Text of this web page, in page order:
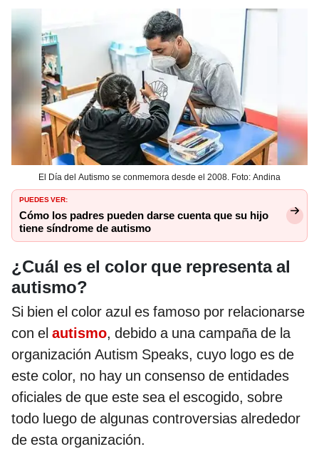
El Día del Autismo se conmemora desde el 2008. Foto: Andina
PUEDES VER:
Cómo los padres pueden darse cuenta que su hijo
tiene síndrome de autismo
¿Cuál es el color que representa al
autismo?
Si bien el color azul es famoso por relacionarse
con el autismo, debido a una campaña de la
organización Autism Speaks, cuyo logo es de
este color, no hay un consenso de entidades
oficiales de que este sea el escogido, sobre
todo luego de algunas controversias alrededor
de esta organización.